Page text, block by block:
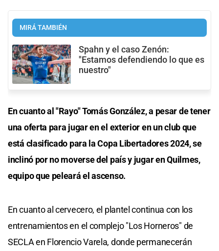
MIRÁ TAMBIÉN
Spahn y el caso Zenón:
"Estamos defendiendo lo que es
nuestro"
En cuanto al "Rayo" Tomás González, a pesar de tener
una oferta para jugar en el exterior en un club que
está clasificado para la Copa Libertadores 2024, se
inclinó por no moverse del país y jugar en Quilmes,
equipo que peleará el ascenso.
En cuanto al cervecero, el plantel continua con los
entrenamientos en el complejo "Los Horneros" de
SECLA en Florencio Varela, donde permanecerán